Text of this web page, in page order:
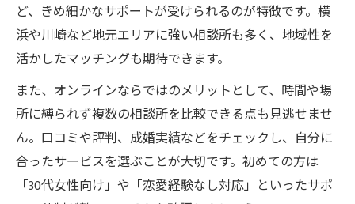
ど、きめ細かなサポートが受けられるのが特徴です。横
浜や川崎など地元エリアに強い相談所も多く、地域性を
活かしたマッチングも期待できます。
また、オンラインならではのメリットとして、時間や場
所に縛られず複数の相談所を比較できる点も見逃せませ
ん。口コミや評判、成婚実績などをチェックし、自分に
合ったサービスを選ぶことが大切です。初めての方は
「30代女性向け」や「恋愛経験なし対応」といったサポ